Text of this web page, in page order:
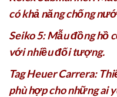
có khả năng chống
Seiko 5: Mẫu đồng hồ
với nhiều đối tượng.
Tag Heuer Carrera:
phù hợp cho những ai